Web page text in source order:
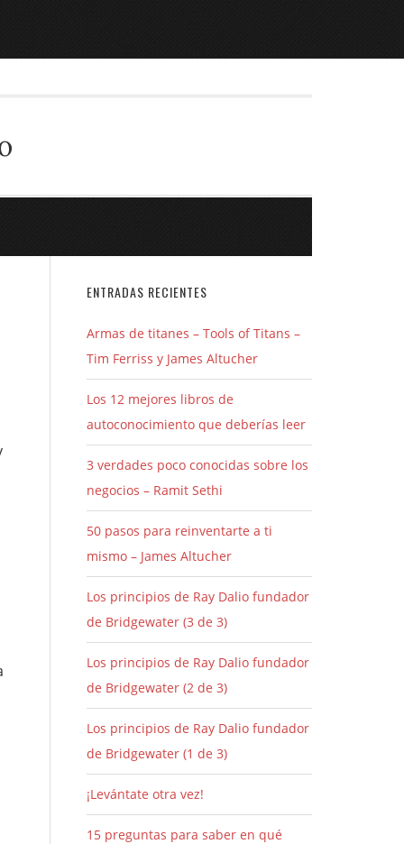
ENTRADAS RECIENTES
Armas de titanes – Tools of Titans –
Tim Ferriss y James Altucher
Los 12 mejores libros de
autoconocimiento que deberías leer
3 verdades poco conocidas sobre los
negocios – Ramit Sethi
50 pasos para reinventarte a ti
mismo – James Altucher
Los principios de Ray Dalio fundador
de Bridgewater (3 de 3)
Los principios de Ray Dalio fundador
de Bridgewater (2 de 3)
Los principios de Ray Dalio fundador
de Bridgewater (1 de 3)
¡Levántate otra vez!
15 preguntas para saber en qué